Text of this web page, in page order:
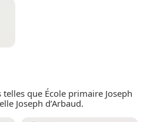
que École primaire Joseph
Joseph d’Arbaud.